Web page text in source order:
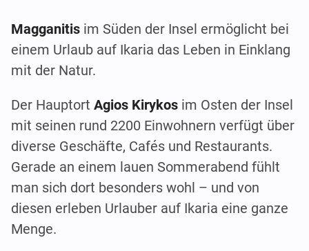
Magganitis im Süden der Insel ermöglicht bei
einem Urlaub auf Ikaria das Leben in Einklang
mit der Natur.
Der Hauptort Agios Kirykos im Osten der Insel
mit seinen rund 2200 Einwohnern verfügt über
diverse Geschäfte, Cafés und Restaurants.
Gerade an einem lauen Sommerabend fühlt
man sich dort besonders wohl – und von
diesen erleben Urlauber auf Ikaria eine ganze
Menge.